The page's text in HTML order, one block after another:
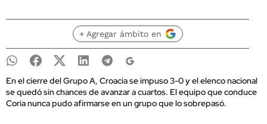
+ Agregar ámbito en
En el cierre del Grupo A, Croacia se impuso 3-0 y el elenco nacional
se quedó sin chances de avanzar a cuartos. El equipo que conduce
Coria nunca pudo afirmarse en un grupo que lo sobrepasó.